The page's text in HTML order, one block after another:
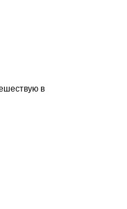
в